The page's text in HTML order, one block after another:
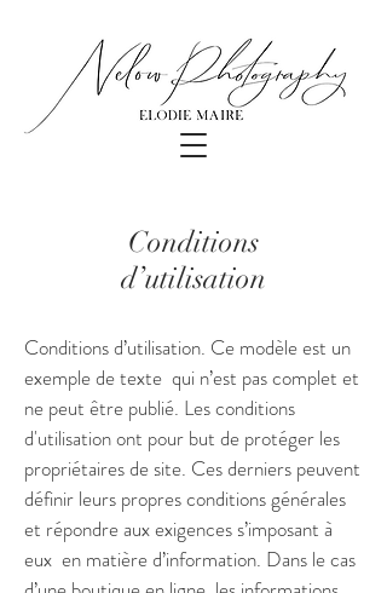
Conditions
d’utilisation
Conditions d’utilisation. Ce modèle est un
exemple de texte qui n’est pas complet et
ne peut être publié. Les conditions
d'utilisation ont pour but de protéger les
propriétaires de site. Ces derniers peuvent
définir leurs propres conditions générales
et répondre aux exigences s’imposant à
eux en matière d’information. Dans le cas